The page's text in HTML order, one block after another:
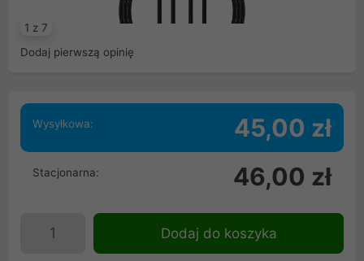
1 z 7
Dodaj pierwszą opinię
Wysyłkowa: 45,00 zł
Stacjonarna: 46,00 zł
Dodaj do koszyka